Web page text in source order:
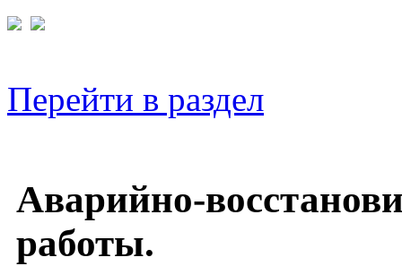
Перейти в раздел
Аварийно-
работы.